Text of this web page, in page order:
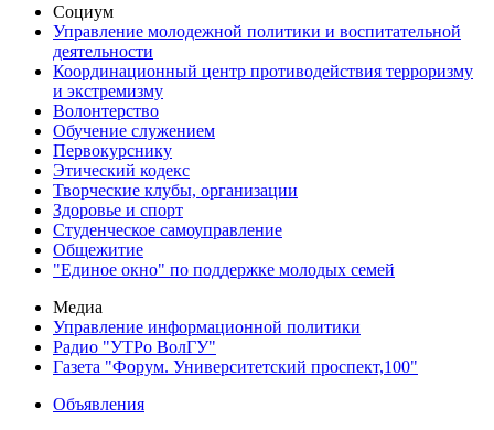
Социум
Управление молодежной политики и воспитательной
деятельности
Координационный центр противодействия терроризму
и экстремизму
Волонтерство
Обучение служением
Первокурснику
Этический кодекс
Творческие клубы, организации
Здоровье и спорт
Студенческое самоуправление
Общежитие
"Единое окно" по поддержке молодых семей
Медиа
Управление информационной политики
Радио "УТРо ВолГУ"
Газета "Форум. Университетский проспект,100"
Объявления